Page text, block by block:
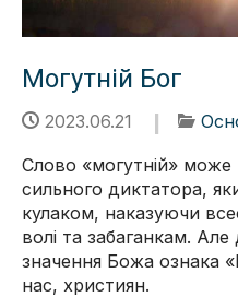
Могутній Бог
2023.06.21
Слово «могутній» може
сильного диктатора,
кулаком, наказуючи
волі та забаганкам.
значення Божа ознака
нас, християн.